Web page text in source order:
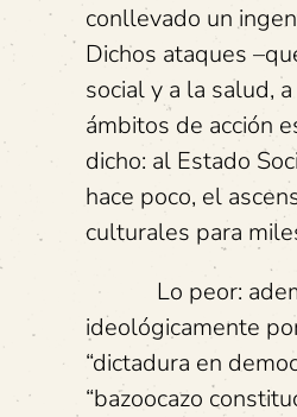
conllevado un
Dichos ataques
social y a la salud,
ámbitos de acción
dicho: al Estado
hace poco, el
culturales para
Lo peor: además
ideológicamente
“dictadura en
“bazoocazo